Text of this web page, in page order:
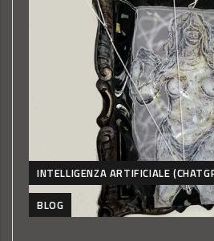
INTELLIGENZA ARTIFICIALE
BLOG